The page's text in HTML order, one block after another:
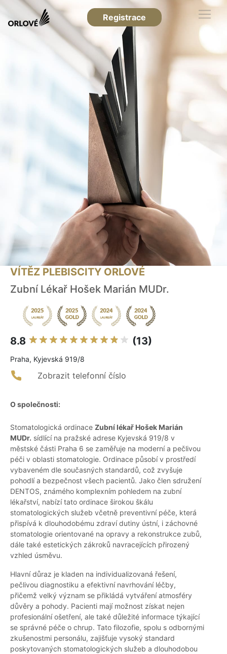
Registrace
VÍTĚZ PLEBISCITY ORLOVÉ
Zubní Lékař Hošek Marián MUDr.
8.8 (13)
Praha, Kyjevská 919/8
Zobrazit telefonní číslo
O společnosti:
Stomatologická ordinace Zubní lékař Hošek Marián
MUDr. sídlící na pražské adrese Kyjevská 919/8 v
městské části Praha 6 se zaměřuje na moderní a pečlivou
péči v oblasti stomatologie. Ordinace působí v prostředí
vybaveném dle současných standardů, což zvyšuje
pohodlí a bezpečnost všech pacientů. Jako člen sdružení
DENTOS, známého komplexním pohledem na zubní
lékařství, nabízí tato ordinace širokou škálu
stomatologických služeb včetně preventivní péče, která
přispívá k dlouhodobému zdraví dutiny ústní, i záchovné
stomatologie orientované na opravy a rekonstrukce zubů,
dále také estetických zákroků navracejících přirozený
vzhled úsměvu.
Hlavní důraz je kladen na individualizovaná řešení,
pečlivou diagnostiku a efektivní navrhování léčby,
přičemž velký význam se přikládá vytváření atmosféry
důvěry a pohody. Pacienti mají možnost získat nejen
profesionální ošetření, ale také důležité informace týkající
se správné péče o chrup. Tato filozofie, spolu s odbornými
zkušenostmi personálu, zajišťuje vysoký standard
poskytovaných stomatologických služeb a dlouhodobou